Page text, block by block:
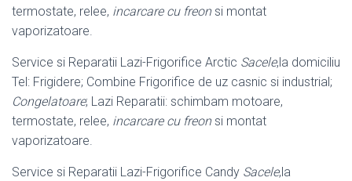
termostate, relee, incarcare cu freonsi montat
vaporizatoare.
Service si Reparatii Lazi-Frigorifice Arctic Sacele,la domiciliu
Tel: Frigidere; Combine Frigorifice de uz casnic si industrial;
Congelatoare; Lazi Reparatii: schimbam motoare,
termostate, relee, incarcare cu freonsi montat
vaporizatoare.
Service si Reparatii Lazi-Frigorifice Candy Sacele,la